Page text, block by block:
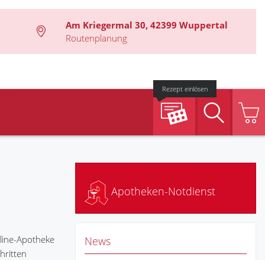
Am Kriegermal 30, 42399 Wuppertal
Routenplanung
Rezept einlösen
Suche
Apotheke
Apotheken-Notdienst
News